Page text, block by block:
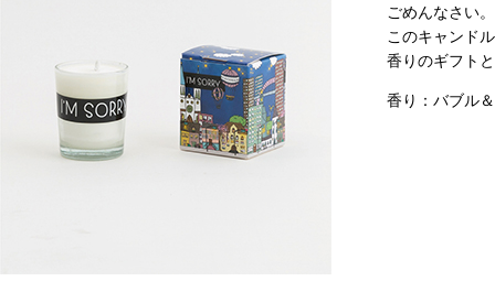
ごめんなさい
このキャンド
香りのギフト
香り：バブル